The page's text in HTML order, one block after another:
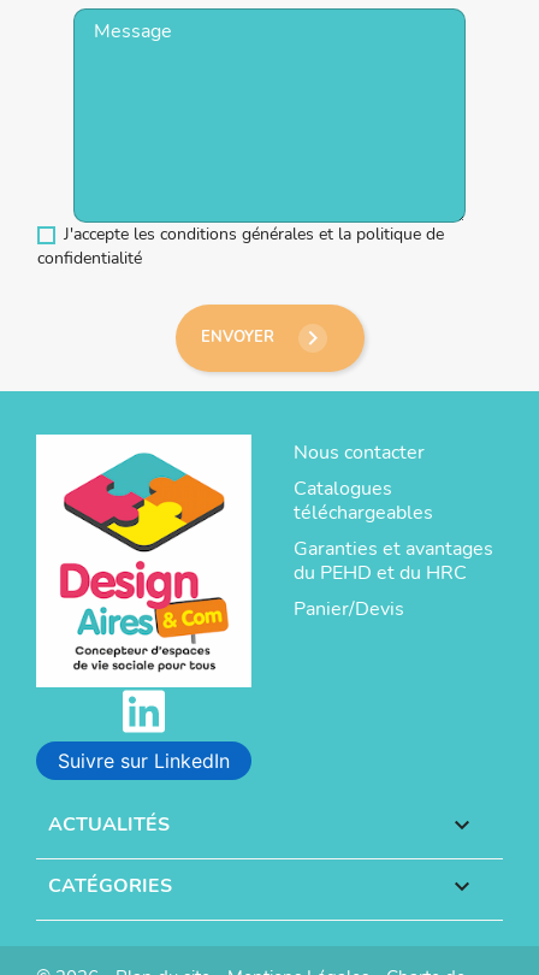
J'accepte les conditions générales et la politique de
confidentialité
ENVOYER keyboard_arrow_right
Suivre sur LinkedIn
Nous contacter
Catalogues
téléchargeables
Garanties et avantages
du PEHD et du HRC
Panier/Devis
ACTUALITÉS 
CATÉGORIES 